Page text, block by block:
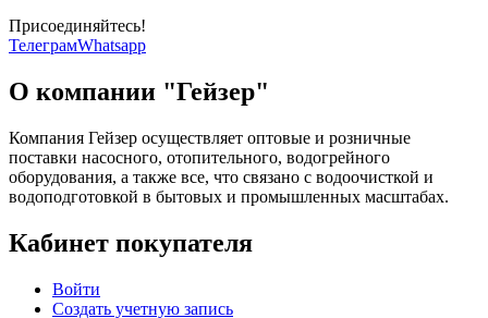
Присоединяйтесь!
ТелеграмWhatsapp
О компании "Гейзер"
Компания Гейзер осуществляет оптовые и розничные
поставки насосного, отопительного, водогрейного
оборудования, а также все, что связано с водоочисткой и
водоподготовкой в бытовых и промышленных масштабах.
Кабинет покупателя
Войти
Создать учетную запись